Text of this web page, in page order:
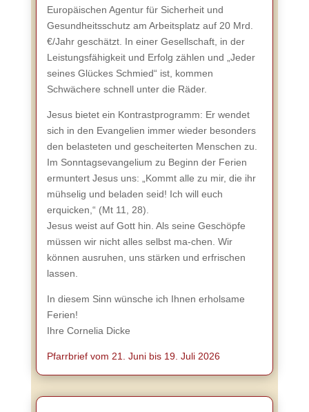
Europäischen Agentur für Sicherheit und
Gesundheitsschutz am Arbeitsplatz auf 20 Mrd.
€/Jahr geschätzt. In einer Gesellschaft, in der
Leistungsfähigkeit und Erfolg zählen und „Jeder
seines Glückes Schmied“ ist, kommen
Schwächere schnell unter die Räder.
Jesus bietet ein Kontrastprogramm: Er wendet
sich in den Evangelien immer wieder besonders
den belasteten und gescheiterten Menschen zu.
Im Sonntagsevangelium zu Beginn der Ferien
ermuntert Jesus uns: „Kommt alle zu mir, die ihr
mühselig und beladen seid! Ich will euch
erquicken,“ (Mt 11, 28).
Jesus weist auf Gott hin. Als seine Geschöpfe
müssen wir nicht alles selbst ma-chen. Wir
können ausruhen, uns stärken und erfrischen
lassen.
In diesem Sinn wünsche ich Ihnen erholsame
Ferien!
Ihre Cornelia Dicke
Pfarrbrief vom 21. Juni bis 19. Juli 2026